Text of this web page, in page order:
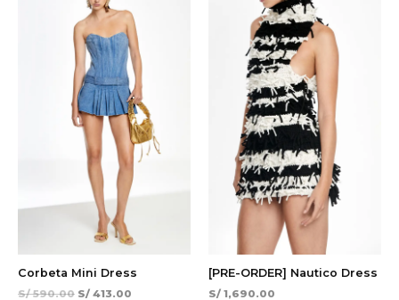
Corbeta Mini Dress
S/590.00 S/ 413.00
[PRE-ORDER] Nautico Dress
S/ 1,690.00